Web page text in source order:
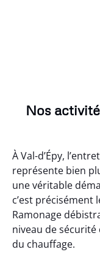
Nos
À Val-d’Épy,
représente bien
une véritable
c’est précisément
Ramonage
niveau de
du chauffage.